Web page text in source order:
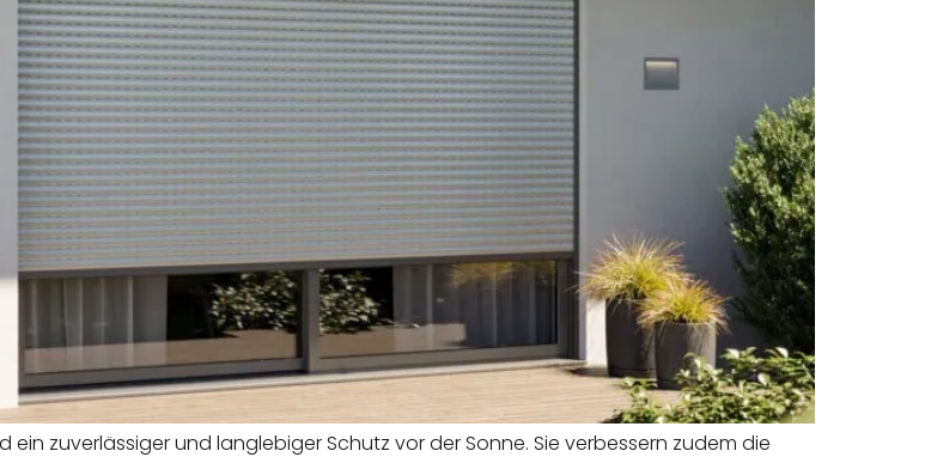
zuverlässiger und langlebiger Schutz vor der Sonne. Sie verbessern zudem die